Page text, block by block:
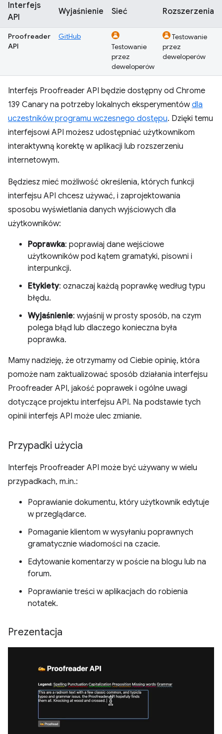
Interfejs
API
Wyjaśnienie Sieć Rozszerzenia
Proofreader
API
GitHub
Testowanie
przez
deweloperów
Testowanie
przez
deweloperów
Interfejs Proofreader API będzie dostępny od Chrome
139 Canary na potrzeby lokalnych eksperymentówdla
uczestników programu wczesnego dostępu. Dzięki temu
interfejsowi API możesz udostępniać użytkownikom
interaktywną korektę w aplikacji lub rozszerzeniu
internetowym.
Będziesz mieć możliwość określenia, których funkcji
interfejsu API chcesz używać, i zaprojektowania
sposobu wyświetlania danych wyjściowych dla
użytkowników:
Poprawka: poprawiaj dane wejściowe
użytkowników pod kątem gramatyki, pisowni i
interpunkcji.
Etykiety: oznaczaj każdą poprawkę według typu
błędu.
Wyjaśnienie: wyjaśnij w prosty sposób, na czym
polega błąd lub dlaczego konieczna była
poprawka.
Mamy nadzieję, że otrzymamy od Ciebie opinię, która
pomoże nam zaktualizować sposób działania interfejsu
Proofreader API, jakość poprawek i ogólne uwagi
dotyczące projektu interfejsu API. Na podstawie tych
opinii interfejs API może ulec zmianie.
Przypadki użycia
Interfejs Proofreader API może być używany w wielu
przypadkach, m.in.:
Poprawianie dokumentu, który użytkownik edytuje
w przeglądarce.
Pomaganie klientom w wysyłaniu poprawnych
gramatycznie wiadomości na czacie.
Edytowanie komentarzy w poście na blogu lub na
forum.
Poprawianie treści w aplikacjach do robienia
notatek.
Prezentacja